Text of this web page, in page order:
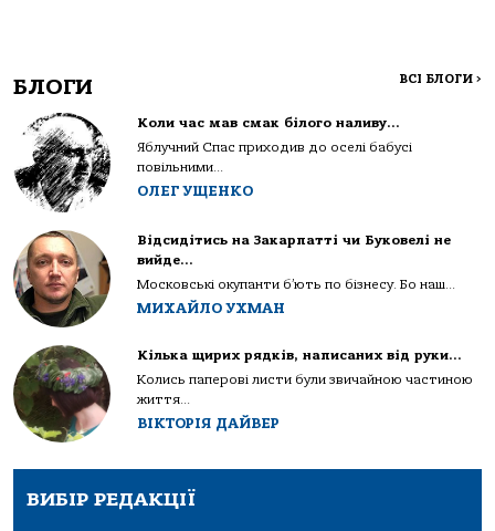
БЛОГИ ВСІ БЛОГИ >
Коли час мав смак білого наливу…
Яблучний Спас приходив до оселі бабусі
повільними...
ОЛЕГ УЩЕНКО
Відсидітись на Закарпатті чи Буковелі не
вийде…
Московські окупанти б’ють по бізнесу. Бо наш...
МИХАЙЛО УХМАН
Кілька щирих рядків, написаних від руки…
Колись паперові листи були звичайною частиною
життя...
ВІКТОРІЯ ДАЙВЕР
ВИБІР РЕДАКЦІЇ